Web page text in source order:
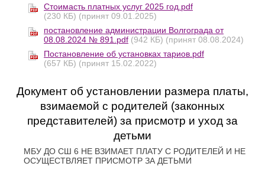
Стоимасть платных услуг 2025 год.pdf
(230 КБ) (принят 09.01.2025)
постановление администрации Волгограда от
08.08.2024 № 891.pdf (942 КБ) (принят 08.08.2024)
Постановление об установках тариов.pdf
(657 КБ) (принят 15.02.2022)
Документ об установлении размера платы,
взимаемой с родителей (законных
представителей) за присмотр и уход за
детьми
МБУ ДО СШ 6 НЕ ВЗИМАЕТ ПЛАТУ С РОДИТЕЛЕЙ И НЕ
ОСУЩЕСТВЛЯЕТ ПРИСМОТР ЗА ДЕТЬМИ